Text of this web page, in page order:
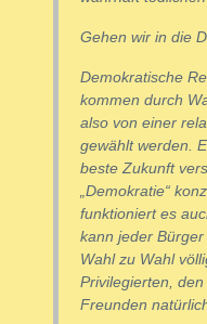
Gehen wir in die
Demokratische
kommen durch
also von einer
gewählt werden.
beste Zukunft
„Demokratie“
funktioniert es
kann jeder
Wahl zu Wahl
Privilegierten,
Freunden